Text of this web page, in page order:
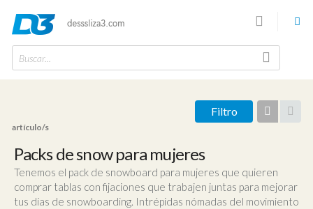
Buscar...
Filtro
Vista
artículos
artículo/s
Packs de snow para mujeres
Tenemos el pack de snowboard para mujeres que quieren
comprar tablas con fijaciones que trabajen juntas para mejorar
tus días de snowboarding. Intrépidas nómadas del movimiento